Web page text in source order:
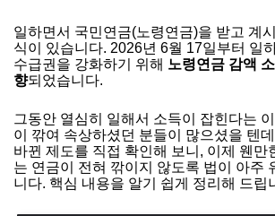
일하면서 국민연금(노령연금)을 받고 계
식이 있습니다. 2026년 6월 17일부터 일
수급권을 강화하기 위해 노령연금 감액
향되었습니다.
그동안 열심히 일해서 소득이 잡힌다는
이 깎여 속상하셨던 분들이 많으셨을 텐
바뀐 제도를 직접 확인해 보니, 이제 웬만
는 연금이 전혀 깎이지 않도록 법이 아주
니다. 핵심 내용을 알기 쉽게 정리해 드립